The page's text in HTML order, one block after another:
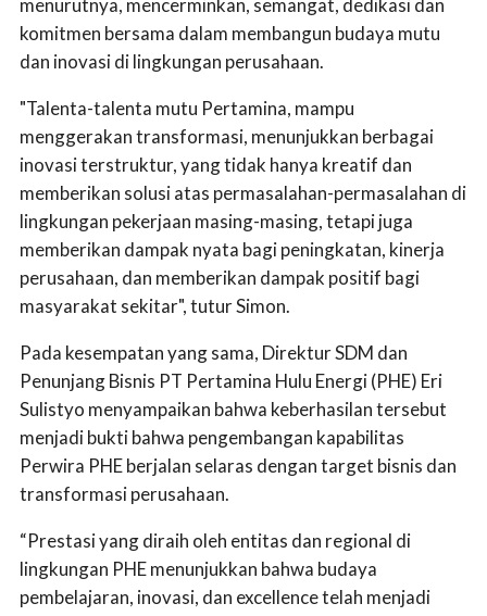
menurutnya, mencerminkan, semangat, dedikasi dan
komitmen bersama dalam membangun budaya mutu
dan inovasi di lingkungan perusahaan.
"Talenta-talenta mutu Pertamina, mampu
menggerakan transformasi, menunjukkan berbagai
inovasi terstruktur, yang tidak hanya kreatif dan
memberikan solusi atas permasalahan-permasalahan di
lingkungan pekerjaan masing-masing, tetapi juga
memberikan dampak nyata bagi peningkatan, kinerja
perusahaan, dan memberikan dampak positif bagi
masyarakat sekitar", tutur Simon.
Pada kesempatan yang sama, Direktur SDM dan
Penunjang Bisnis PT Pertamina Hulu Energi (PHE) Eri
Sulistyo menyampaikan bahwa keberhasilan tersebut
menjadi bukti bahwa pengembangan kapabilitas
Perwira PHE berjalan selaras dengan target bisnis dan
transformasi perusahaan.
“Prestasi yang diraih oleh entitas dan regional di
lingkungan PHE menunjukkan bahwa budaya
pembelajaran, inovasi, dan excellence telah menjadi